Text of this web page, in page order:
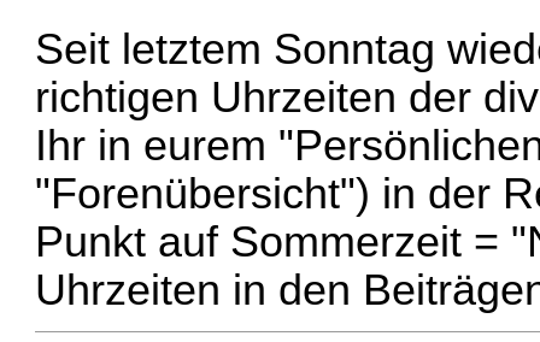
Seit letztem Sonntag
richtigen Uhrzeiten der
Ihr in eurem
"Forenübersicht") in der
Punkt auf Sommerzeit =
Uhrzeiten in den